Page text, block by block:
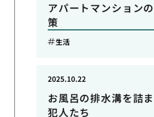
アパートマンション
策
生活
お風呂の排水溝を詰
犯人たち
2025.10.22